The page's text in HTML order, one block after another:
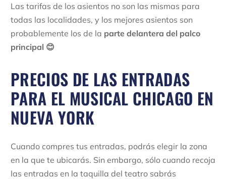
Las tarifas de los asientos no son las mismas para
todas las localidades, y los mejores asientos son
probablemente los de la parte delantera del palco
principal 😊
PRECIOS DE LAS ENTRADAS
PARA EL MUSICAL CHICAGO EN
NUEVA YORK
Cuando compres tus entradas, podrás elegir la zona
en la que te ubicarás. Sin embargo, sólo cuando recoja
las entradas en la taquilla del teatro sabrás